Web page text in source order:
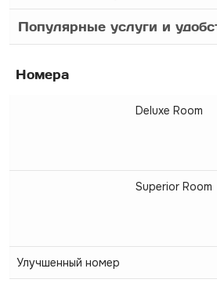
Популярные услуги и
Номера
Deluxe Room
Superior Room
Улучшенный номер